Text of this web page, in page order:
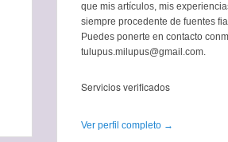
que mis artículos, mis
siempre procedente de fuentes
Puedes ponerte en contacto
tulupus.milupus@gmail.com.
Servicios verificados
Ver perfil completo →